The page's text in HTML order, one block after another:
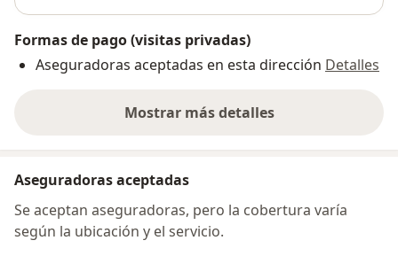
Formas de pago (visitas privadas)
Aseguradoras aceptadas en esta dirección Detalles
Mostrar más detalles
sobre la dirección
Aseguradoras aceptadas
Se aceptan aseguradoras, pero la cobertura varía
según la ubicación y el servicio.